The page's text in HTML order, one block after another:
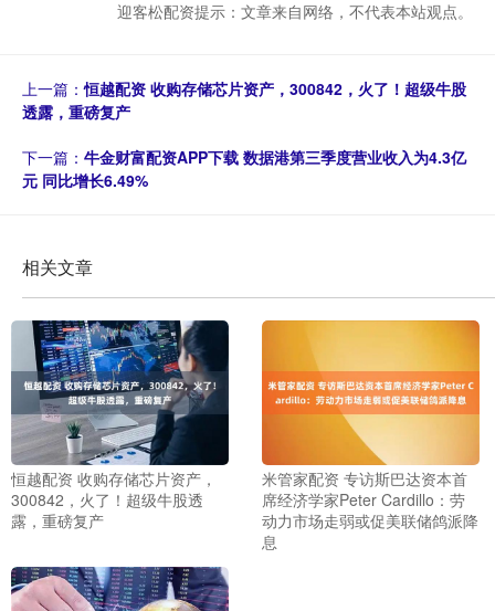
迎客松配资提示：文章来自网络，不代表本站观点。
上一篇：恒越配资 收购存储芯片资产，300842，火了！超级牛股
透露，重磅复产
下一篇： 牛金财富配资APP下载 数据港第三季度营业收入为4.3亿
元 同比增长6.49%
相关文章
恒越配资 收购存储芯片资产，
300842，火了！超级牛股透
露，重磅复产
米管家配资 专访斯巴达资本首
席经济学家Peter Cardillo：劳
动力市场走弱或促美联储鸽派降
息